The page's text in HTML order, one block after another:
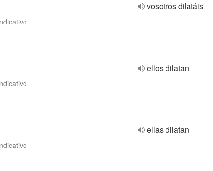
vosotros dilatáis
ellos dilatan
ellas dilatan